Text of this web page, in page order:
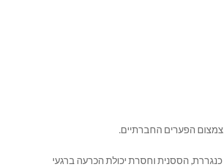
הפערים החברתיים.
הססנית וחסרת יכולת הכרעה ברגעי